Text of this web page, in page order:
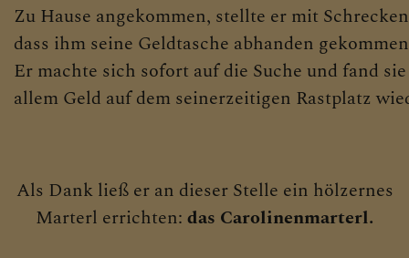
Zu Hause angekommen, stellte er mit
dass ihm seine Geldtasche abhanden
Er machte sich sofort auf die Suche und fand
allem Geld auf dem seinerzeitigen Rastplatz
Als Dank ließ er an dieser Stelle ein hölzernes
Marterl errichten: das Carolinenmarterl.